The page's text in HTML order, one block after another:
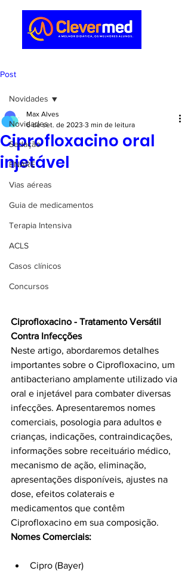
Post
Novidades
Sedação
ENARE
Vias aéreas
Guia de medicamentos
Terapia Intensiva
ACLS
Casos clínicos
Concursos
Novidades
Ciprofloxacino oral
injetável
Max Alves
6 de set. de 2023 3 min de leitura
Ciprofloxacino - Tratamento Versátil
Contra Infecções
Neste artigo, abordaremos detalhes
importantes sobre o Ciprofloxacino, um
antibacteriano amplamente utilizado via
oral e injetável para combater diversas
infecções. Apresentaremos nomes
comerciais, posologia para adultos e
crianças, indicações, contraindicações,
informações sobre receituário médico,
mecanismo de ação, eliminação,
apresentações disponíveis, ajustes na
dose, efeitos colaterais e
medicamentos que contêm
Ciprofloxacino em sua composição.
Nomes Comerciais:
Cipro (Bayer)